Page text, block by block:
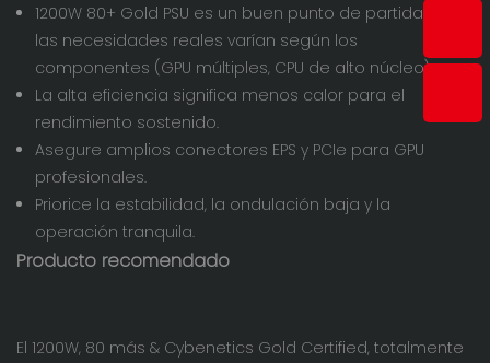
1200W 80+ Gold PSU es un buen punto de partida, pero
las necesidades reales varían según los
componentes (GPU múltiples, CPU de alto núcleo).
La alta eficiencia significa menos calor para el
rendimiento sostenido.
Asegure amplios conectores EPS y PCIe para GPU
profesionales.
Priorice la estabilidad, la ondulación baja y la
operación tranquila.
Producto recomendado
El 1200W, 80 más & Cybenetics Gold Certified, totalmente